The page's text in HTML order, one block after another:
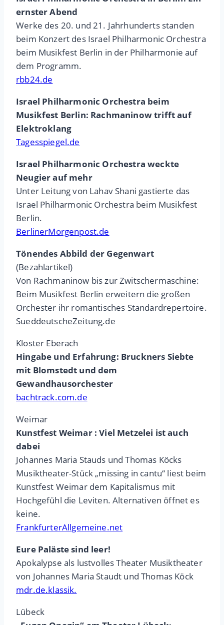
ernster Abend
Werke des 20. und 21. Jahrhunderts standen
beim Konzert des Israel Philharmonic Orchestra
beim Musikfest Berlin in der Philharmonie auf
dem Programm.
rbb24.de
Israel Philharmonic Orchestra beim
Musikfest Berlin: Rachmaninow trifft auf
Elektroklang
Tagesspiegel.de
Israel Philharmonic Orchestra weckte
Neugier auf mehr
Unter Leitung von Lahav Shani gastierte das
Israel Philharmonic Orchestra beim Musikfest
Berlin.
BerlinerMorgenpost.de
Tönendes Abbild der Gegenwart
(Bezahlartikel)
Von Rachmaninow bis zur Zwitschermaschine:
Beim Musikfest Berlin erweitern die großen
Orchester ihr romantisches Standardrepertoire.
SueddeutscheZeitung.de
Kloster Eberach
Hingabe und Erfahrung: Bruckners Siebte
mit Blomstedt und dem
Gewandhausorchester
bachtrack.com.de
Weimar
Kunstfest Weimar : Viel Metzelei ist auch
dabei
Johannes Maria Stauds und Thomas Köcks
Musiktheater-Stück „missing in cantu“ liest beim
Kunstfest Weimar dem Kapitalismus mit
Hochgefühl die Leviten. Alternativen öffnet es
keine.
FrankfurterAllgemeine.net
Eure Paläste sind leer!
Apokalypse als lustvolles Theater Musiktheater
von Johannes Maria Staudt und Thomas Köck
mdr.de.klassik.
Lübeck